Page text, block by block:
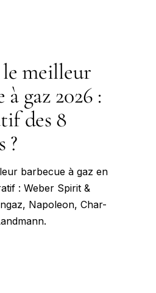
meilleur
gaz 2026 :
des 8
?
barbecue à gaz en
: Weber Spirit &
Napoleon, Char-